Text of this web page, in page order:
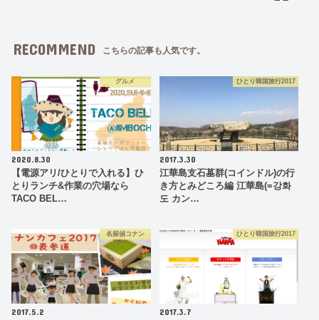
RECOMMEND こちらの記事も人気です。
グルメ
2020.8.30
【電源アリ/ひとりで入れる】ひ
とりランチ&作業の穴場なら
TACO BEL…
ひとり韓国旅行2017
2017.3.30
江華島支石墓群(コインドル)の行
き方とみどころ編 江華島(=강화
도 カン…
名探偵コナン
2017.5.2
ひとり韓国旅行2017
2017.3.7